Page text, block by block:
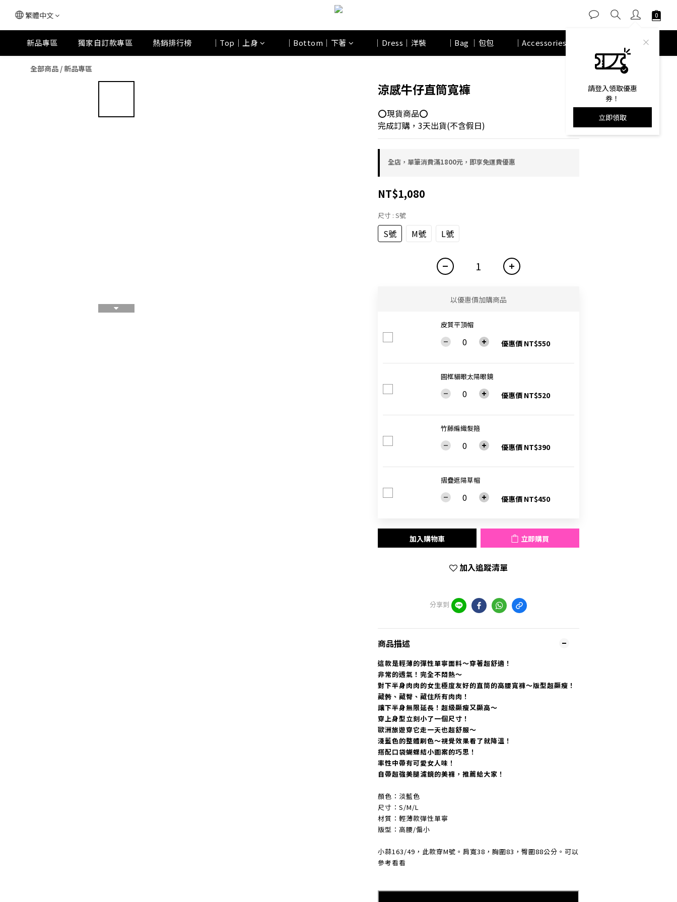
繁體中文
請登入領取優惠
券！
立即領取
新品專區 獨家自訂款專區 熱銷排行榜 ｜Top｜上身 ｜Bottom｜下著 ｜Dress｜洋裝 ｜Bag ｜包包 ｜Accessories｜ 配件 品牌故事
全部商品 /新品專區
涼感牛仔直筒寬褲
⭕現貨商品⭕
完成訂購，3天出貨(不含假日)
全店，單筆消費滿1800元，即享免運費優惠
NT$1,080
尺寸 : S號
S號 M號 L號
以優惠價加購商品
皮質平頂帽
優惠價 NT$550
圓框貓眼太陽眼鏡
優惠價 NT$520
竹藤編織髮箍
優惠價 NT$390
摺疊遮陽草帽
優惠價 NT$450
加入購物車 立即購買
加入追蹤清單
分享到
商品描述
這款是輕薄的彈性單寧面料～穿著超舒適！
非常的透氣！完全不悶熱～
對下半身肉肉的女生極度友好的直筒的高腰寬褲～版型超顯瘦！
藏骻、藏臀、藏住所有肉肉！
讓下半身無限延長！超級顯瘦又顯高～
穿上身型立刻小了一個尺寸！
歐洲旅遊穿它走一天也超舒服～
淺藍色的整體刷色～視覺效果看了就降溫！
搭配口袋蝴蝶結小圖案的巧思！
率性中帶有可愛女人味！
自帶超強美腿濾鏡的美褲，推薦給大家！
顏色：淡藍色
尺寸：S/M/L
材質：輕薄款彈性單寧
版型：高腰/偏小
小蒜163/49，此款穿M號。肩寬38，胸圍83，臀圍88公分。可以
參考看看
立即購買